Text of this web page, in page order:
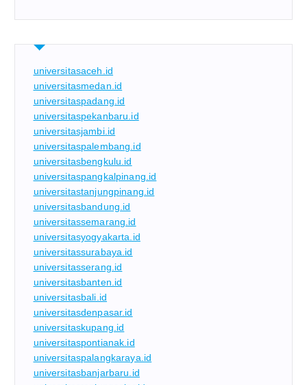
universitasaceh.id
universitasmedan.id
universitaspadang.id
universitaspekanbaru.id
universitasjambi.id
universitaspalembang.id
universitasbengkulu.id
universitaspangkalpinang.id
universitastanjungpinang.id
universitasbandung.id
universitassemarang.id
universitasyogyakarta.id
universitassurabaya.id
universitasserang.id
universitasbanten.id
universitasbali.id
universitasdenpasar.id
universitaskupang.id
universitaspontianak.id
universitaspalangkaraya.id
universitasbanjarbaru.id